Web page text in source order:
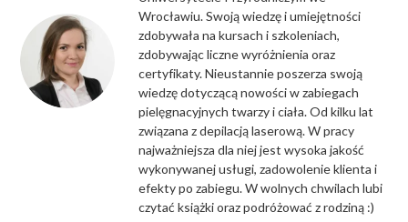
Wrocławiu. Swoją wiedzę i umiejętności
zdobywała na kursach i szkoleniach,
zdobywając liczne wyróżnienia oraz
certyfikaty. Nieustannie poszerza swoją
wiedzę dotyczącą nowości w zabiegach
pielęgnacyjnych twarzy i ciała. Od kilku lat
związana z depilacją laserową. W pracy
najważniejsza dla niej jest wysoka jakość
wykonywanej usługi, zadowolenie klienta i
efekty po zabiegu. W wolnych chwilach lubi
czytać książki oraz podróżować z rodziną :)